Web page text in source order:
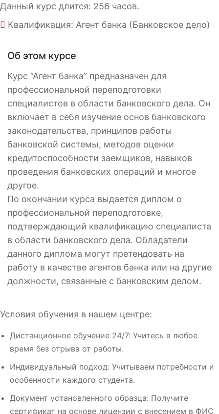
Данный курс длится: 256 часов.
Квалификация: Агент банка (Банковское дело)
Об этом курсе
Курс “Агент банка” предназначен для
профессиональной переподготовки
специалистов в области банковского дела. Он
включает в себя изучение основ банковского
законодательства, принципов работы
банковской системы, методов оценки
кредитоспособности заемщиков, навыков
проведения банковских операций и многое
другое.
По окончании курса выдается диплом о
профессиональной переподготовке,
подтверждающий квалификацию специалиста
в области банковского дела. Обладатели
данного диплома могут претендовать на
работу в качестве агентов банка или на другие
должности, связанные с банковским делом.
Условия обучения в нашем центре:
Дистанционное обучение 24/7: Учитесь в любое
время без отрыва от работы.
Индивидуальный подход: Учитываем потребности и
особенности каждого студента.
Документ установленного образца: Получите
сертификат на основе лицензии с внесением в ФИС